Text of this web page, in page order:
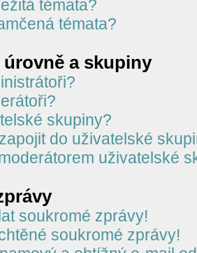
témata?
témata?
úrovně a skupiny
skupiny?
do uživatelské
uživatelské
soukromé zprávy!
soukromé zprávy!